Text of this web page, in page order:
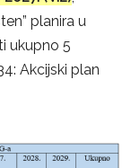
planira u
ukupno 5
Akcijski plan